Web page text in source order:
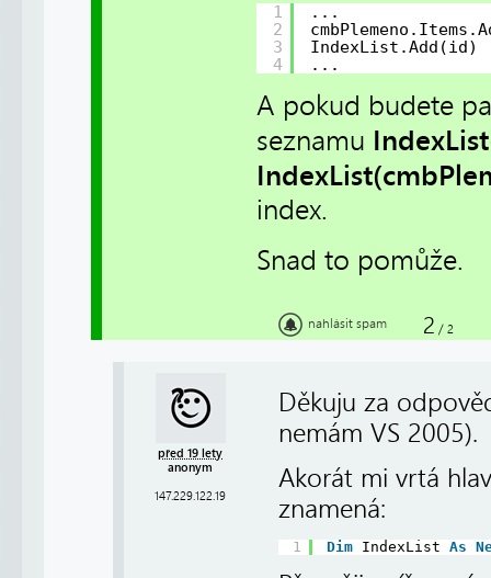
1
2
3
4
...
IndexList.Add(id)
...
A pokud budete
seznamu
index.
Snad to pomůže.
nahlásit spam 2 / 2
před 19 lety
anonym
147.229.122.19
Děkuju za
nemám VS 2005).
Akorát mi vrtá
znamená:
1 Dim IndexList As